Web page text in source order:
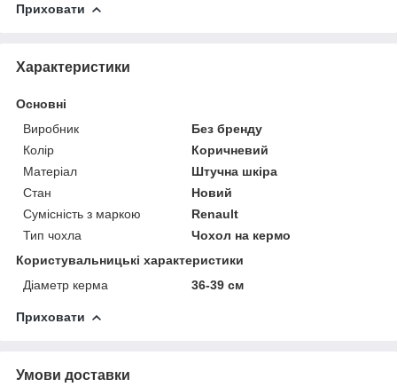
Приховати
Характеристики
Основні
Виробник
Без бренду
Колір
Коричневий
Матеріал
Штучна шкіра
Стан
Новий
Сумісність з маркою
Renault
Тип чохла
Чохол на кермо
Користувальницькі характеристики
Діаметр керма
36-39 см
Приховати
Умови доставки